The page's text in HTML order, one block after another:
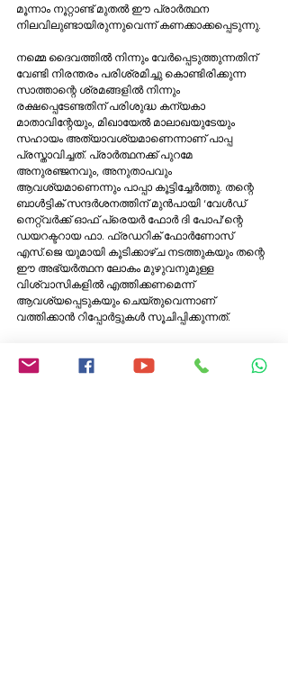
മൂന്നാം നൂറ്റാണ്ട് മുതല്‍ ഈ പ്രാർത്ഥന
നിലവിലുണ്ടായിരുന്നുവെന്ന് കണക്കാക്കപ്പെടുന്നു.
നമ്മെ ദൈവത്തില്‍ നിന്നും വേര്‍പ്പെടുത്തുന്നതിന്
വേണ്ടി നിരന്തരം പരിശ്രമിച്ചു കൊണ്ടിരിക്കുന്ന
സാത്താന്റെ ശ്രമങ്ങളില്‍ നിന്നും
രക്ഷപ്പെടേണ്ടതിന് പരിശുദ്ധ കന്യകാ
മാതാവിന്റേയും, മിഖായേല്‍ മാലാഖയുടേയും
സഹായം അത്യാവശ്യമാണെന്നാണ് പാപ്പ
പ്രസ്താവിച്ചത്. പ്രാർത്ഥനക്ക് പുറമേ
അനുരഞ്ജനവും, അനുതാപവും
ആവശ്യമാണെന്നും പാപ്പാ കൂട്ടിച്ചേര്‍ത്തു. തന്റെ
ബാള്‍ട്ടിക് സന്ദര്‍ശനത്തിന് മുന്‍പായി ‘വേള്‍ഡ്
നെറ്റ്വര്‍ക്ക് ഓഫ് പ്രെയര്‍ ഫോര്‍ ദി പോപ്‌’ന്റെ
ഡയറക്ടറായ ഫാ. ഫ്രഡറിക് ഫോര്‍ണോസ്
എസ്.ജെ യുമായി കൂടിക്കാഴ്ച നടത്തുകയും തന്റെ
ഈ അഭ്യര്‍ത്ഥന ലോകം മുഴുവനുമുള്ള
വിശ്വാസികളില്‍ എത്തിക്കണമെന്ന്
ആവശ്യപ്പെടുകയും ചെയ്തുവെന്നാണ്
വത്തിക്കാൻ റിപ്പോര്‍ട്ടുകള്‍ സൂചിപ്പിക്കുന്നത്.